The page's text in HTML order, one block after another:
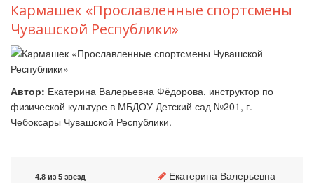
Кармашек «Прославленные спортсмены
Чувашской Республики»
Автор: Екатерина Валерьевна Фёдорова, инструктор по
физической культуре в МБДОУ Детский сад №201, г.
Чебоксары Чувашской Республики.
4.8 из 5 звезд
Екатерина Валерьевна